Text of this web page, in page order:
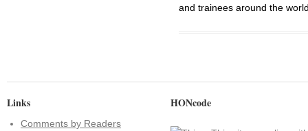
and trainees around the
Links
Comments by Readers
HONcode